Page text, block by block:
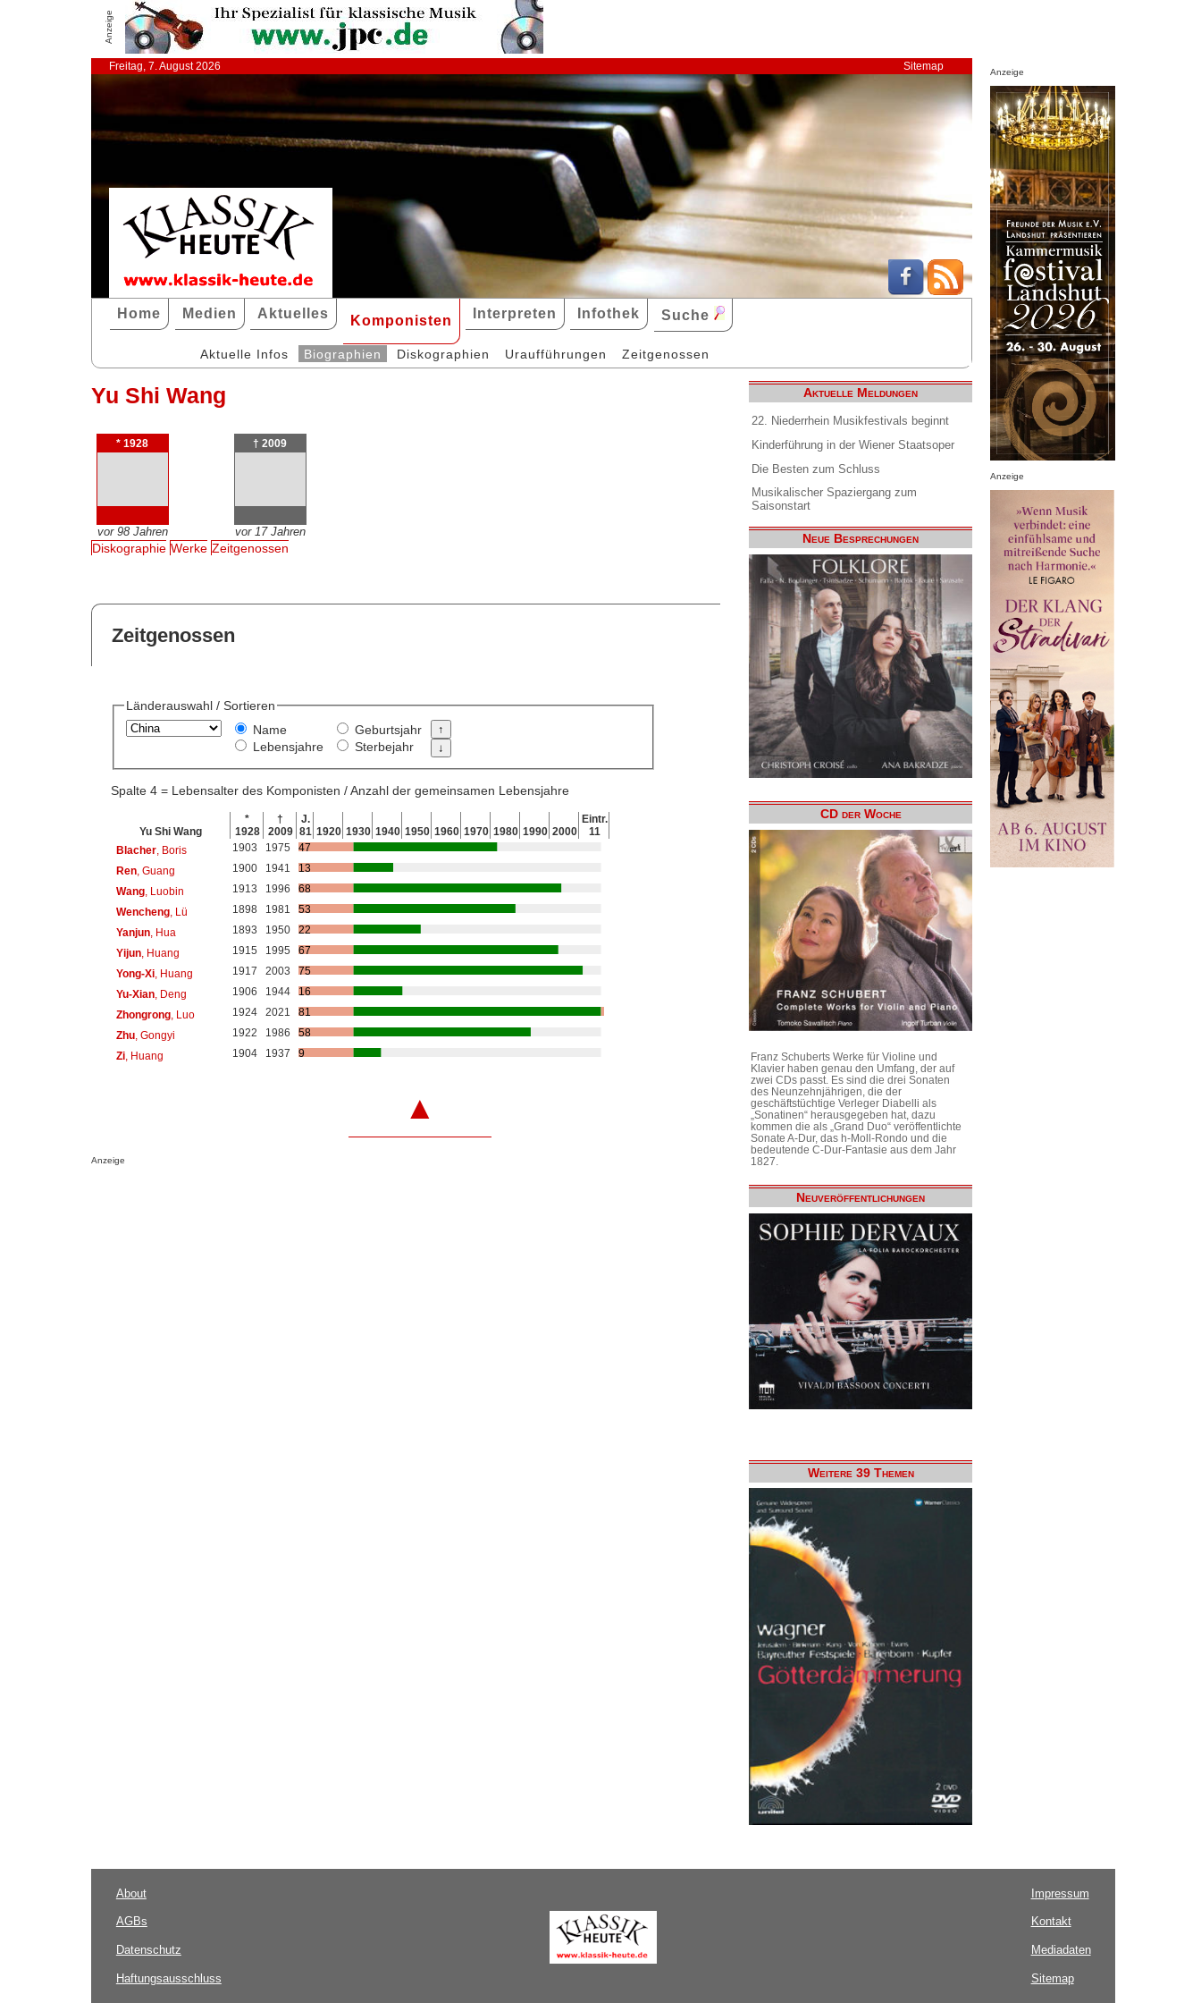
Anzeige
Freitag, 7. August 2026 Sitemap
Home Medien Aktuelles Komponisten Interpreten Infothek Suche
Aktuelle Infos Biographien Diskographien Uraufführungen Zeitgenossen
Yu Shi Wang
* 1928
vor 98 Jahren
† 2009
vor 17 Jahren
Diskographie Werke Zeitgenossen
Zeitgenossen
Länderauswahl / Sortieren
Name
Lebensjahre
Geburtsjahr
Sterbejahr
Spalte 4 = Lebensalter des Komponisten / Anzahl der gemeinsamen Lebensjahre
Yu Shi Wang
*
1928
†
2009
J.
81 1920 1930 1940 1950 1960 1970 1980 1990 2000
Eintr.
11
Blacher, Boris 1903 1975
47
Ren, Guang 1900 1941
13
Wang, Luobin 1913 1996
68
Wencheng, Lü 1898 1981
53
Yanjun, Hua 1893 1950
22
Yijun, Huang 1915 1995
67
Yong-Xi, Huang 1917 2003
75
Yu-Xian, Deng 1906 1944
16
Zhongrong, Luo 1924 2021
81
Zhu, Gongyi 1922 1986
58
Zi, Huang 1904 1937 9
▲
Anzeige
Aktuelle Meldungen
22. Niederrhein Musikfestivals beginnt
Kinderführung in der Wiener Staatsoper
Die Besten zum Schluss
Musikalischer Spaziergang zum
Saisonstart
Neue Besprechungen
CD der Woche
Franz Schuberts Werke für Violine und
Klavier haben genau den Umfang, der auf
zwei CDs passt. Es sind die drei Sonaten
des Neunzehnjährigen, die der
geschäftstüchtige Verleger Diabelli als
„Sonatinen“ herausgegeben hat, dazu
kommen die als „Grand Duo“ veröffentlichte
Sonate A-Dur, das h-Moll-Rondo und die
bedeutende C-Dur-Fantasie aus dem Jahr
1827.
Neuveröffentlichungen
Weitere 39 Themen
Anzeige
Anzeige
About
AGBs
Datenschutz
Haftungsausschluss
Impressum
Kontakt
Mediadaten
Sitemap